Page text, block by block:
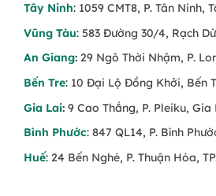
Tây Ninh: 1059 CMT8, P. Tân Ninh,
Vũng Tàu: 583 Đường 30/4, Rạch
An Giang: 29 Ngô Thời Nhậm, P.
Bến Tre: 10 Đại Lộ Đồng Khởi, Bến
Gia Lai: 9 Cao Thắng, P. Pleiku, Gia
Bình Phước: 847 QL14, P. Bình
Huế: 24 Bến Nghé, P. Thuận Hóa,